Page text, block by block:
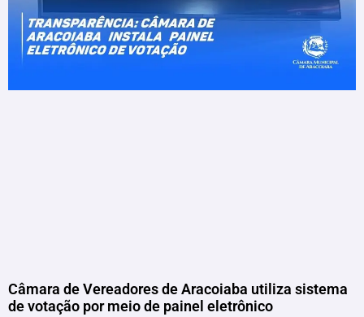
Câmara de Vereadores de Aracoiaba utiliza sistema
de votação por meio de painel eletrônico